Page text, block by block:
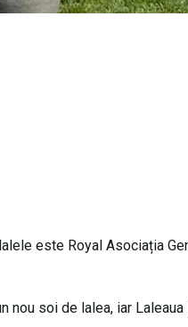
este Royal Asociația
soi de lalea, iar